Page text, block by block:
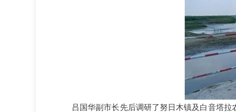
吕国华副市长先后调研了努日木镇及白音塔